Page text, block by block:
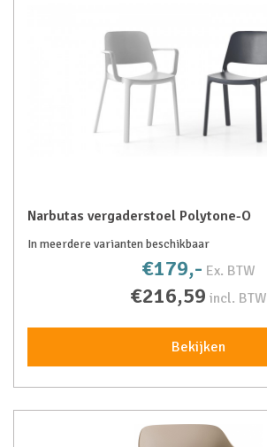
Narbutas vergaderstoel Polytone-O
In meerdere varianten beschikbaar
€179,- Ex. BTW
€216,59 incl. BTW
Bekijken